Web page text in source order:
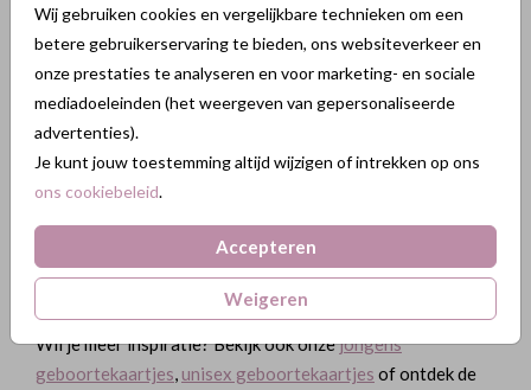
Wij gebruiken cookies en vergelijkbare technieken om een
betere gebruikerservaring te bieden, ons websiteverkeer en
onze prestaties te analyseren en voor marketing- en sociale
mediadoeleinden (het weergeven van gepersonaliseerde
advertenties).
Je kunt jouw toestemming altijd wijzigen of intrekken op ons
ons cookiebeleid.
Accepteren
Weigeren
meisjes
Voor meisjes zien we in 2025 veel lieve en stijlvolle
ontwerpen terug. Populaire stijlen zijn onder andere:
✔ Zachte tinten zoals oudroze, peach en pastel
✔ Foliedrukin goud, koper of rosé voor een chique
afwerking
✔ Kaarten in bijzondere vormen zoals rond of met een
boog
✔ Minimalistische ontwerpen met sierlijke typografie
Wil je meer inspiratie? Bekijk ook onzejongens
geboortekaartjes, unisex geboortekaartjes of ontdek de